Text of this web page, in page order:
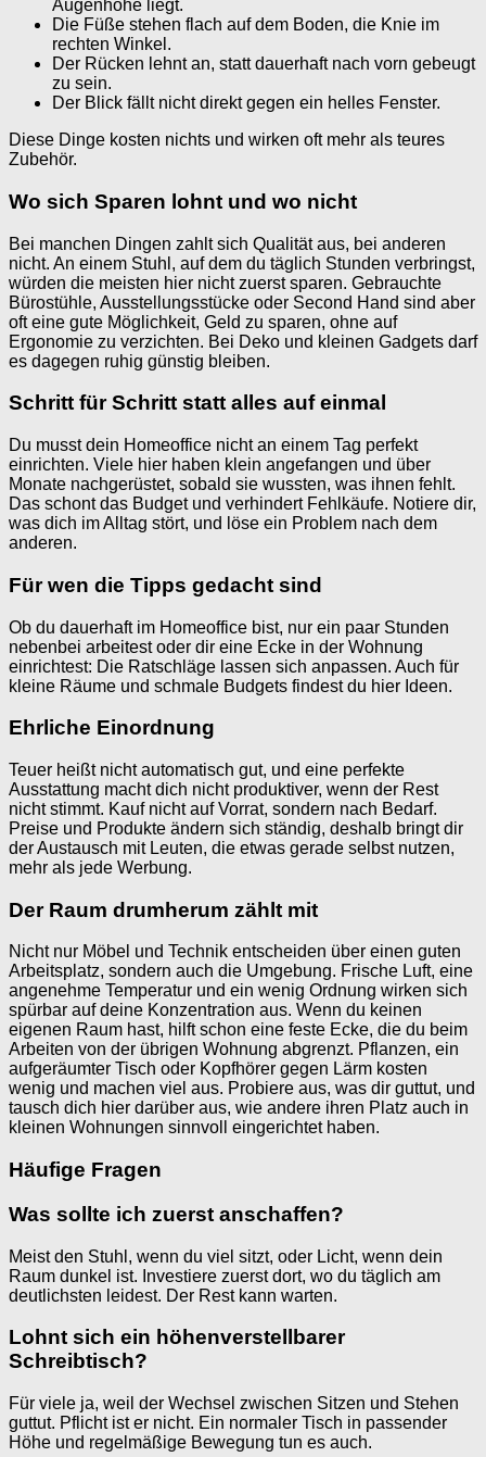
Augenhöhe liegt.
Die Füße stehen flach auf dem Boden, die Knie im
rechten Winkel.
Der Rücken lehnt an, statt dauerhaft nach vorn gebeugt
zu sein.
Der Blick fällt nicht direkt gegen ein helles Fenster.
Diese Dinge kosten nichts und wirken oft mehr als teures
Zubehör.
Wo sich Sparen lohnt und wo nicht
Bei manchen Dingen zahlt sich Qualität aus, bei anderen
nicht. An einem Stuhl, auf dem du täglich Stunden verbringst,
würden die meisten hier nicht zuerst sparen. Gebrauchte
Bürostühle, Ausstellungsstücke oder Second Hand sind aber
oft eine gute Möglichkeit, Geld zu sparen, ohne auf
Ergonomie zu verzichten. Bei Deko und kleinen Gadgets darf
es dagegen ruhig günstig bleiben.
Schritt für Schritt statt alles auf einmal
Du musst dein Homeoffice nicht an einem Tag perfekt
einrichten. Viele hier haben klein angefangen und über
Monate nachgerüstet, sobald sie wussten, was ihnen fehlt.
Das schont das Budget und verhindert Fehlkäufe. Notiere dir,
was dich im Alltag stört, und löse ein Problem nach dem
anderen.
Für wen die Tipps gedacht sind
Ob du dauerhaft im Homeoffice bist, nur ein paar Stunden
nebenbei arbeitest oder dir eine Ecke in der Wohnung
einrichtest: Die Ratschläge lassen sich anpassen. Auch für
kleine Räume und schmale Budgets findest du hier Ideen.
Ehrliche Einordnung
Teuer heißt nicht automatisch gut, und eine perfekte
Ausstattung macht dich nicht produktiver, wenn der Rest
nicht stimmt. Kauf nicht auf Vorrat, sondern nach Bedarf.
Preise und Produkte ändern sich ständig, deshalb bringt dir
der Austausch mit Leuten, die etwas gerade selbst nutzen,
mehr als jede Werbung.
Der Raum drumherum zählt mit
Nicht nur Möbel und Technik entscheiden über einen guten
Arbeitsplatz, sondern auch die Umgebung. Frische Luft, eine
angenehme Temperatur und ein wenig Ordnung wirken sich
spürbar auf deine Konzentration aus. Wenn du keinen
eigenen Raum hast, hilft schon eine feste Ecke, die du beim
Arbeiten von der übrigen Wohnung abgrenzt. Pflanzen, ein
aufgeräumter Tisch oder Kopfhörer gegen Lärm kosten
wenig und machen viel aus. Probiere aus, was dir guttut, und
tausch dich hier darüber aus, wie andere ihren Platz auch in
kleinen Wohnungen sinnvoll eingerichtet haben.
Häufige Fragen
Was sollte ich zuerst anschaffen?
Meist den Stuhl, wenn du viel sitzt, oder Licht, wenn dein
Raum dunkel ist. Investiere zuerst dort, wo du täglich am
deutlichsten leidest. Der Rest kann warten.
Lohnt sich ein höhenverstellbarer
Schreibtisch?
Für viele ja, weil der Wechsel zwischen Sitzen und Stehen
guttut. Pflicht ist er nicht. Ein normaler Tisch in passender
Höhe und regelmäßige Bewegung tun es auch.